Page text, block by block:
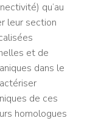
qu’au
leur section
et de
dans le
de ces
homologues